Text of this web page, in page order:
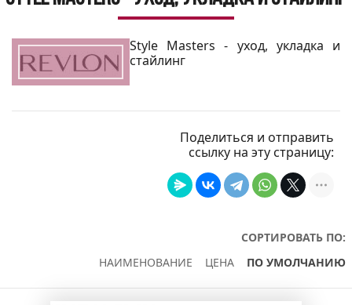
Style Masters - уход, укладка и
стайлинг
Поделиться и отправить
ссылку на эту страницу:
СОРТИРОВАТЬ ПО:
НАИМЕНОВАНИЕ
ЦЕНА ПО УМОЛЧАНИЮ